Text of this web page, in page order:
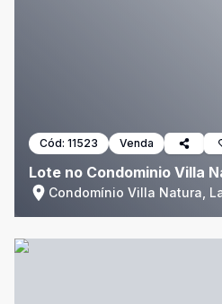
Cód: 11523 Venda
Lote no Condominio Villa
Condomínio Villa Natura,